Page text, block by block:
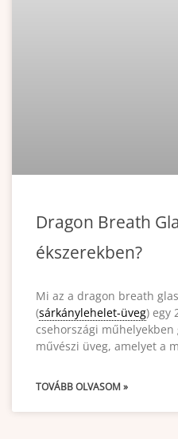
Dragon Breath
ékszerekben?
Mi az a dragon breath
(sárkánylehelet-üveg) egy
csehországi
művészi üveg, amelyet a
TOVÁBB OLVASOM »